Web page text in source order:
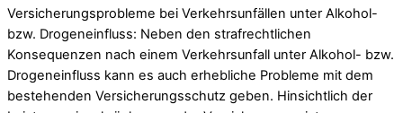
Versicherungsprobleme bei Verkehrsunfällen unter Alkohol-
bzw. Drogeneinfluss: Neben den strafrechtlichen
Konsequenzen nach einem Verkehrsunfall unter Alkohol- bzw.
Drogeneinfluss kann es auch erhebliche Probleme mit dem
bestehenden Versicherungsschutz geben. Hinsichtlich der